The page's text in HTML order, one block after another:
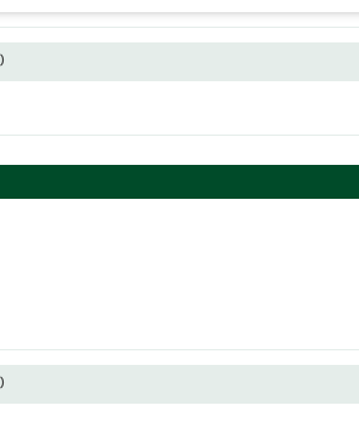
(18 بهمن 1404 ساعت : 13:15)
(21 بهمن 1404 ساعت : 13:00)